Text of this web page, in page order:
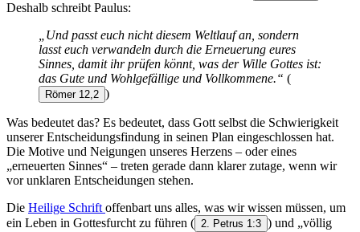
Deshalb schreibt Paulus:
„Und passt euch nicht diesem Weltlauf an, sondern
lasst euch verwandeln durch die Erneuerung eures
Sinnes, damit ihr prüfen könnt, was der Wille Gottes ist:
das Gute und Wohlgefällige und Vollkommene.“ (
Römer 12,2 )
Was bedeutet das? Es bedeutet, dass Gott selbst die Schwierigkeit
unserer Entscheidungsfindung in seinen Plan eingeschlossen hat.
Die Motive und Neigungen unseres Herzens – oder eines
„erneuerten Sinnes“ – treten gerade dann klarer zutage, wenn wir
vor unklaren Entscheidungen stehen.
Die Heilige Schrift offenbart uns alles, was wir wissen müssen, um
ein Leben in Gottesfurcht zu führen ( 2. Petrus 1:3 ) und „völlig